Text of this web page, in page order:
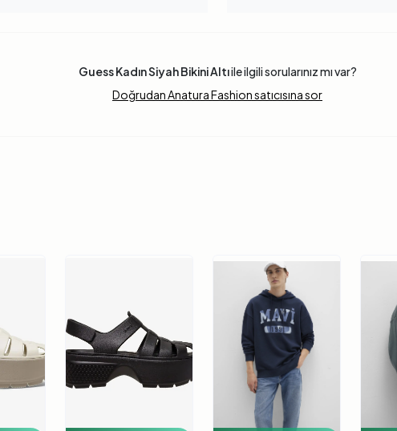
Guess Kadın Siyah Bikini Altıile ilgili sorularınız mı var?
Doğrudan Anatura Fashion satıcısına sor